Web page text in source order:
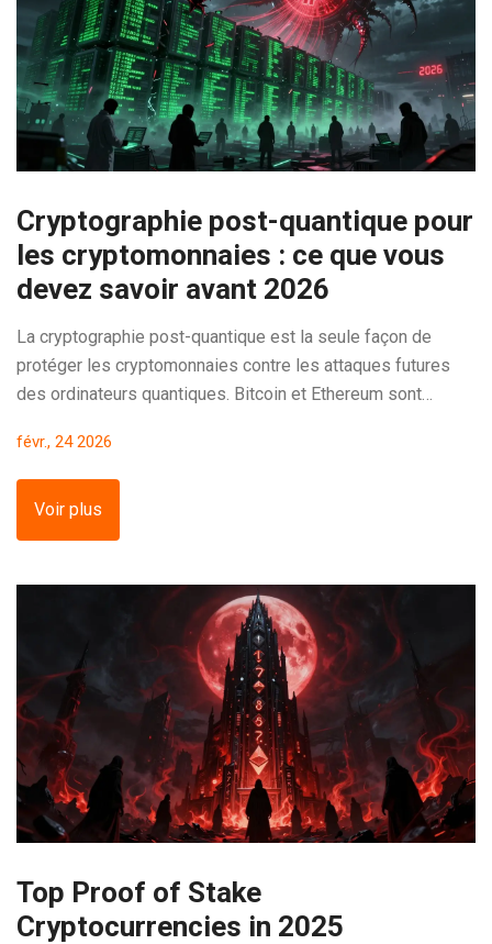
Cryptographie post-quantique pour
les cryptomonnaies : ce que vous
devez savoir avant 2026
La cryptographie post-quantique est la seule façon de
protéger les cryptomonnaies contre les attaques futures
des ordinateurs quantiques. Bitcoin et Ethereum sont
vous devez savoir avant 2026.
févr., 24 2026
Voir plus
Top Proof of Stake
Cryptocurrencies in 2025